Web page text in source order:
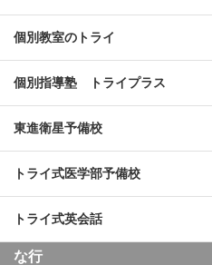
個別教室のトライ
個別指導塾 トライプラス
東進衛星予備校
トライ式医学部予備校
トライ式英会話
な行